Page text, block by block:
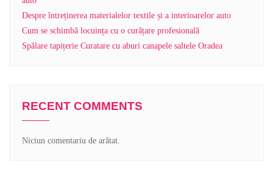
Despre întreținerea materialelor textile și a interioarelor auto
Cum se schimbă locuința cu o curățare profesională
Spălare tapițerie Curatare cu aburi canapele saltele Oradea
RECENT COMMENTS
Niciun comentariu de arătat.